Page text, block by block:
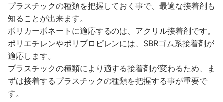
プラスチックの種類を把握しておく事で、最適な接着剤も
知ることが出来ます。
ポリカーボネートに適応するのは、アクリル接着剤です。
ポリエチレンやポリプロピレンには、SBRゴム系接着剤が
適応します。
プラスチックの種類により適する接着剤が変わるため、ま
ずは接着するプラスチックの種類を把握する事が重要で
す。